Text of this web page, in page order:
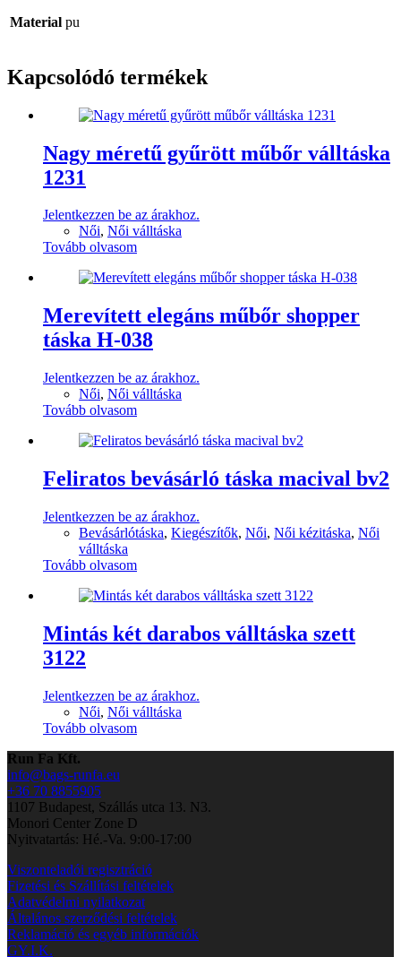
Material pu
Kapcsolódó termékek
Nagy méretű gyűrött műbőr válltáska
1231
Jelentkezzen be az árakhoz.
Női, Női válltáska
Tovább olvasom
Merevített elegáns műbőr shopper
táska H-038
Jelentkezzen be az árakhoz.
Női, Női válltáska
Tovább olvasom
Feliratos bevásárló táska macival bv2
Jelentkezzen be az árakhoz.
Bevásárlótáska, Kiegészítők, Női, Női kézitáska, Női
válltáska
Tovább olvasom
Mintás két darabos válltáska szett
3122
Jelentkezzen be az árakhoz.
Női, Női válltáska
Tovább olvasom
Run Fa Kft.
info@bags-runfa.eu
+36 70 8855905
1107 Budapest, Szállás utca 13. N3.
Monori Center Zone D
Nyitvatartás: Hé.-Va. 9:00-17:00
Viszonteladói regisztráció
Fizetési és Szállítási feltételek
Adatvédelmi nyilatkozat
Általános szerződési feltételek
Reklamáció és egyéb információk
GY.I.K.